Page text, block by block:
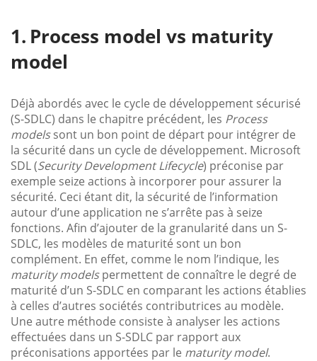
Process model vs maturity
model
Déjà abordés avec le cycle de développement sécurisé
(S-SDLC) dans le chapitre précédent, les Process
modelssont un bon point de départ pour intégrer de
la sécurité dans un cycle de développement. Microsoft
SDL (Security Development Lifecycle) préconise par
exemple seize actions à incorporer pour assurer la
sécurité. Ceci étant dit, la sécurité de l’information
autour d’une application ne s’arrête pas à seize
fonctions. Afin d’ajouter de la granularité dans un S-
SDLC, les modèles de maturité sont un bon
complément. En effet, comme le nom l’indique, les
maturity modelspermettent de connaître le degré de
maturité d’un S-SDLC en comparant les actions établies
à celles d’autres sociétés contributrices au modèle.
Une autre méthode consiste à analyser les actions
effectuées dans un S-SDLC par rapport aux
préconisations apportées par le maturity model.